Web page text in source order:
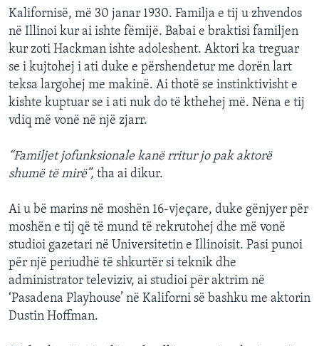
Kalifornisë, më 30 janar 1930. Familja e tij u zhvendos
në Illinoi kur ai ishte fëmijë. Babai e braktisi familjen
kur zoti Hackman ishte adoleshent. Aktori ka treguar
se i kujtohej i ati duke e përshendetur me dorën lart
teksa largohej me makinë. Ai thotë se instinktivisht e
kishte kuptuar se i ati nuk do të kthehej më. Nëna e tij
vdiq më vonë në një zjarr.
“Familjet jofunksionale kanë rritur jo pak aktorë
shumë të mirë”, tha ai dikur.
Ai u bë marins në moshën 16-vjeçare, duke gënjyer për
moshën e tij që të mund të rekrutohej dhe më vonë
studioi gazetari në Universitetin e Illinoisit. Pasi punoi
për një periudhë të shkurtër si teknik dhe
administrator televiziv, ai studioi për aktrim në
‘Pasadena Playhouse’ në Kaliforni së bashku me aktorin
Dustin Hoffman.